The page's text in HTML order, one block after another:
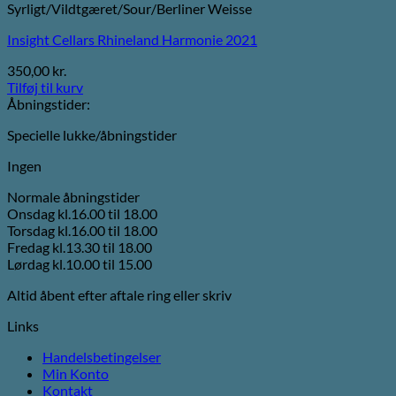
Syrligt/Vildtgæret/Sour/Berliner Weisse
Insight Cellars Rhineland Harmonie 2021
350,00 kr.
Tilføj til kurv
Åbningstider:
Specielle lukke/åbningstider
Ingen
Normale åbningstider
Onsdag kl.16.00 til 18.00
Torsdag kl.16.00 til 18.00
Fredag kl.13.30 til 18.00
Lørdag kl.10.00 til 15.00
Altid åbent efter aftale ring eller skriv
Links
Handelsbetingelser
Min Konto
Kontakt